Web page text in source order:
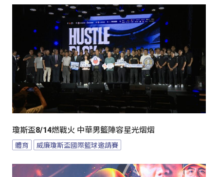
瓊斯盃8/14燃戰火 中華男籃陣容星光熠熠
體育 威廉瓊斯盃國際籃球邀請賽